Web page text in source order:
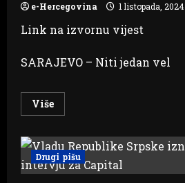
Reumal
namiču
ugovore
podobnim
šute
e-Hercegovina 1 listopada, 2024
Link na izvornu vijest
SARAJEVO – Niti jedan vel
VišeRead
more
Zaštita
okoline
u
fokusu
Drugi pišu